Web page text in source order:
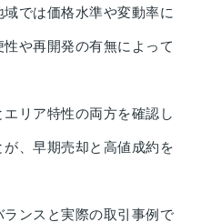
では価格水準や変動率に
や再開発の有無によって
リア特性の両方を確認し
、早期売却と高値成約を
ンスと実際の取引事例で